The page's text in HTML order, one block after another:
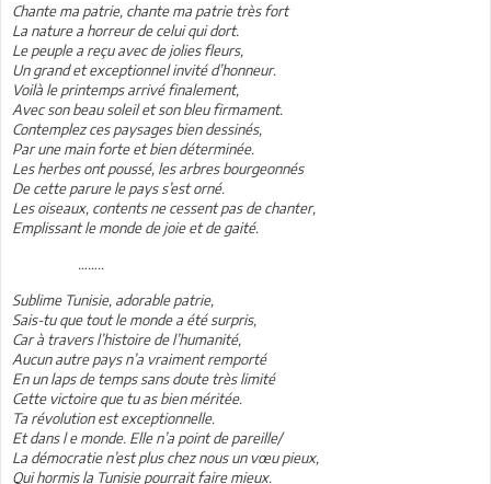
Chante ma patrie, chante ma patrie très fort
La nature a horreur de celui qui dort.
Le peuple a reçu avec de jolies fleurs,
Un grand et exceptionnel invité d’honneur.
Voilà le printemps arrivé finalement,
Avec son beau soleil et son bleu firmament.
Contemplez ces paysages bien dessinés,
Par une main forte et bien déterminée.
Les herbes ont poussé, les arbres bourgeonnés
De cette parure le pays s’est orné.
Les oiseaux, contents ne cessent pas de chanter,
Emplissant le monde de joie et de gaité.
……..
Sublime Tunisie, adorable patrie,
Sais-tu que tout le monde a été surpris,
Car à travers l’histoire de l’humanité,
Aucun autre pays n’a vraiment remporté
En un laps de temps sans doute très limité
Cette victoire que tu as bien méritée.
Ta révolution est exceptionnelle.
Et dans l e monde. Elle n’a point de pareille/
La démocratie n’est plus chez nous un vœu pieux,
Qui hormis la Tunisie pourrait faire mieux.